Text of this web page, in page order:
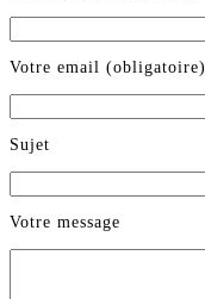
Votre email (obligatoire)
Sujet
Votre message